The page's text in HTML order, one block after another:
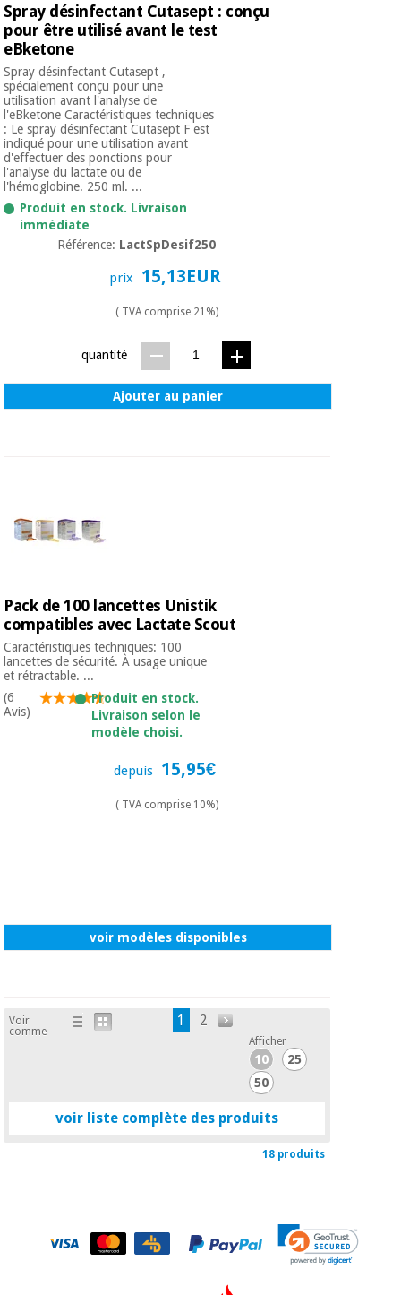
Spray désinfectant Cutasept : conçu
pour être utilisé avant le test
eBketone
Spray désinfectant Cutasept ,
spécialement conçu pour une
utilisation avant l'analyse de
l'eBketone Caractéristiques techniques
: Le spray désinfectant Cutasept F est
indiqué pour une utilisation avant
d'effectuer des ponctions pour
l'analyse du lactate ou de
l'hémoglobine. 250 ml. ...
Produit en stock. Livraison
immédiate
Référence: LactSpDesif250
prix 15,13EUR
( TVA comprise 21%)
quantité
Ajouter au panier
Pack de 100 lancettes Unistik
compatibles avec Lactate Scout
Caractéristiques techniques: 100
lancettes de sécurité. À usage unique
et rétractable. ...
(6
Avis)
Produit en stock.
Livraison selon le
modèle choisi.
depuis 15,95€
( TVA comprise 10%)
voir modèles disponibles
Voir
comme
1 2
Afficher
10
25
50
voir liste complète des produits
18 produits